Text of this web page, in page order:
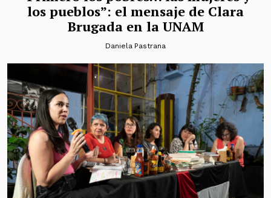
los pueblos”: el mensaje de Clara
Brugada en la UNAM
Daniela Pastrana